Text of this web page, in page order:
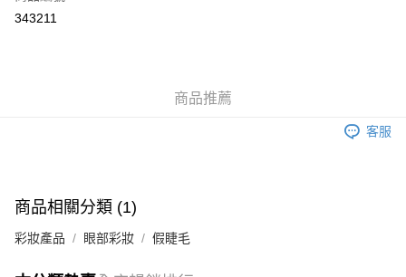
Apple Pay
付款後門市自取，訂單確認後2-4個工作天到店，7天內取。逾期後
343211
商品推薦
客服
商品相關分類 (1)
彩妝產品 眼部彩妝 假睫毛